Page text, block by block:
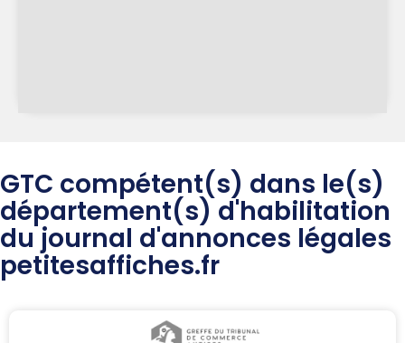
GTC compétent(s) dans le(s)
département(s) d'habilitation
du journal d'annonces légales
petitesaffiches.fr